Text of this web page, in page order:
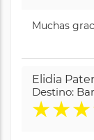
Muchas
Elidia
Destino:
★★★